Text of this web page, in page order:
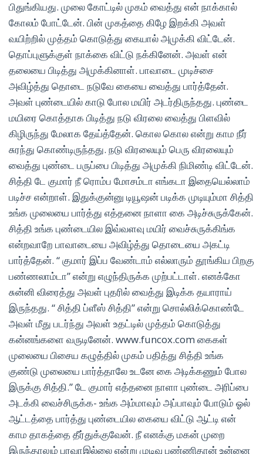
பிதுங்கியது. முலை கோட்டில் முகம் வைத்து என் நாக்கால்
கோலம் போட்டேன். பின் முகத்தை கிழே இறக்கி அவள்
வயிற்றில் முத்தம் கொடுத்து கையால் அமுக்கி விட்டேன்.
தொப்புளுக்குள் நாக்கை விட்டு நக்கினேன். அவள் என்
தலையை பிடித்து அமுக்கினாள். பாவாடை முடிச்சை
அவிழ்த்து தொடை நடுவே கையை வைத்து பார்த்தேன்.
அவள் புண்டையில் காடு போல மயிர் அடர்திருந்தது. புண்டை
மயிரை கொத்தாக பிடித்து நடு விரலை வைத்து பிளவில்
கிழிருந்து மேலாக தேய்த்தேன். கொல கொல என்று காம நீர்
சுரந்து கொண்டிருந்தது. நடு விரலையும் பெரு விரலையும்
வைத்து புண்டை பருப்பை பிடித்து அமுக்கி நிமிண்டி விட்டேன்.
சித்தி டே குமார் நீ ரொம்ப மோசம்டா எங்கடா இதையெல்லாம்
படிச்ச என்றாள். இதுக்குன்னு டியூஷன் படிக்க முடியும்மா சித்தி
உங்க முலையை பார்த்து எத்தனை நாளா கை அடிச்சுருக்கேன்.
சித்தி உங்க புண்டையில இவ்வளவு மயிர் வைச்சுருக்கிங்க
என்றவாறே பாவாடையை அவிழ்த்து தொடையை அகட்டி
பார்த்தேன். “ குமார் இப்ப வேண்டாம் எல்லாரும் தூங்கிய பிறகு
பண்ணலாம்டா” என்று எழுந்திருக்க முற்பட்டாள். எனக்கோ
சுன்னி விரைத்து அவள் புதரில் வைத்து இடிக்க தயாராய்
இருந்தது. “ சித்தி ப்ளீஸ் சித்தி” என்று சொல்லிக்கொண்டே
அவள் மீது படர்ந்து அவள் உதட்டில் முத்தம் கொடுத்து
கன்னங்களை வருடினேன். www.funcox.com கைகள்
முலையை பிசைய கழுத்தில் முகம் பதித்து சித்தி உங்க
குண்டு முலையை பார்த்தாலே உடனே கை அடிக்கணும் போல
இருக்கு சித்தி.” டே குமார் எத்தனை நாளா புண்டை அரிப்பை
அடக்கி வைச்சிருக்க- உங்க அம்மாவும் அப்பாவும் போடும் ஓல்
ஆட்டத்தை பார்த்து புண்டையில கையை விட்டு ஆட்டி என்
காம தாகத்தை தீர்துக்குவேன். நீ எனக்கு மகன் முறை
இருந்தாலும் பரவாஇல்லை என்று முடிவு பண்ணிதான் உன்னை